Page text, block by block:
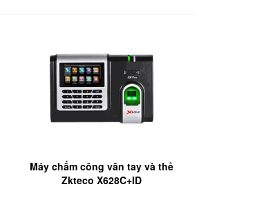
Máy chấm công vân tay và thẻ
Zkteco X628C+ID